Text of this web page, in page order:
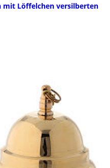
mit Löffelchen versilberten